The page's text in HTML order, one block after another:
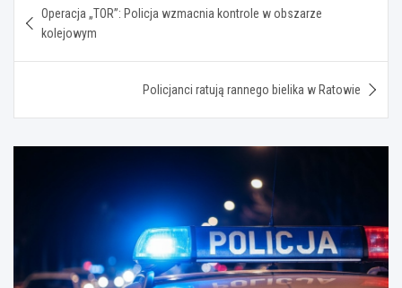
wpisu
Operacja „TOR”: Policja wzmacnia kontrole w obszarze
kolejowym
Policjanci ratują rannego bielika w Ratowie